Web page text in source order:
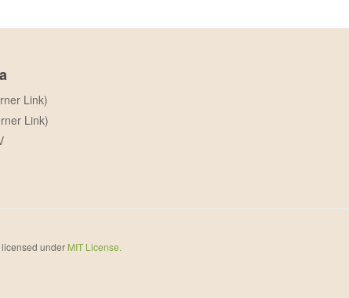
Link)
Link)
licensed under MIT License.